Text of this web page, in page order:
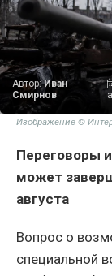
Автор:Иван
Смирнов
Изображение ©
Переговоры
может
августа
Вопрос о
специальной